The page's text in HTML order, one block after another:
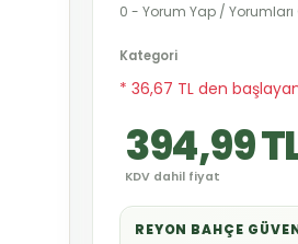
0 - Yorum Yap / Yorumları
Kategori
* 36,67 TL den
394,99
KDV dahil fiyat
REYON BAHÇE